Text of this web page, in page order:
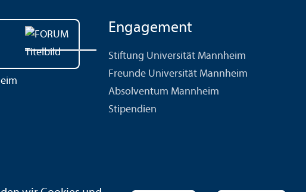
Engagement
Stiftung Universität Mannheim
Freunde Universität Mannheim
Absolventum Mannheim
Stipendien